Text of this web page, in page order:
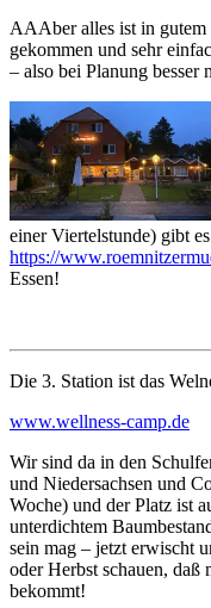
AAAber alles ist in gutem
gekommen und sehr
– also bei Planung besser
einer Viertelstunde) gibt
https://
Essen!
Die 3. Station ist das
www.wellness-camp.de
Wir sind da in den
und Niedersachsen und
Woche) und der Platz ist
unterdichtem
sein mag – jetzt erwischt
oder Herbst schauen, daß
bekommt!